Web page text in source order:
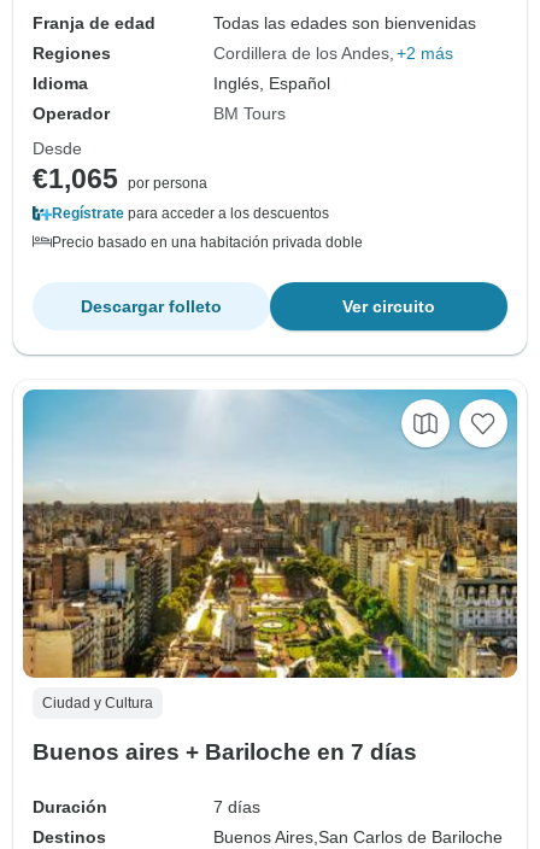
Franja de edad
Todas las edades son bienvenidas
Regiones
Cordillera de los Andes +2 más
Idioma
Inglés, Español
Operador
BM Tours
Desde
€1,065 por persona
Regístrate para acceder a los descuentos
Precio basado en una habitación privada doble
Ver circuito
Descargar folleto
Ciudad y Cultura
Buenos aires + Bariloche en 7 días
Duración
7 días
Destinos
Buenos Aires,San Carlos de Bariloche